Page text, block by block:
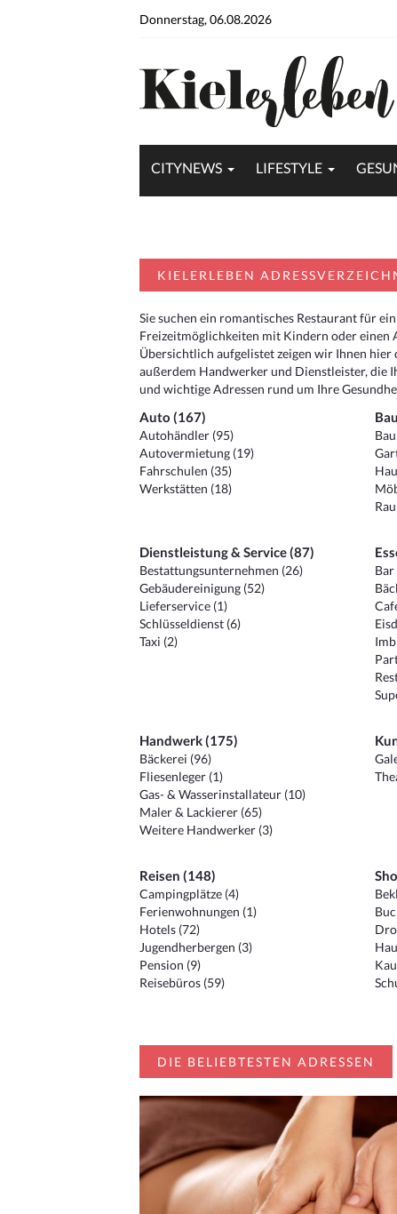
Donnerstag, 06.08.2026
CITYNEWS LIFESTYLE
KIELERLEBEN
Sie suchen ein romantisches Restaurant für
Freizeitmöglichkeiten mit Kindern oder einen
Übersichtlich aufgelistet zeigen wir Ihnen hier
außerdem Handwerker und Dienstleister, die
und wichtige Adressen rund um Ihre
Auto (167)
Autohändler (95)
Autovermietung (19)
Fahrschulen (35)
Werkstätten (18)
Dienstleistung & Service (87)
Bestattungsunternehmen (26)
Gebäudereinigung (52)
Lieferservice (1)
Schlüsseldienst (6)
Taxi (2)
Bar
Handwerk (175)
Bäckerei (96)
Fliesenleger (1)
Gas- & Wasserinstallateur (10)
Maler & Lackierer (65)
Weitere Handwerker (3)
Reisen (148)
Campingplätze (4)
Ferienwohnungen (1)
Hotels (72)
Jugendherbergen (3)
Pension (9)
Reisebüros (59)
DIE BELIEBTESTEN ADRESSEN